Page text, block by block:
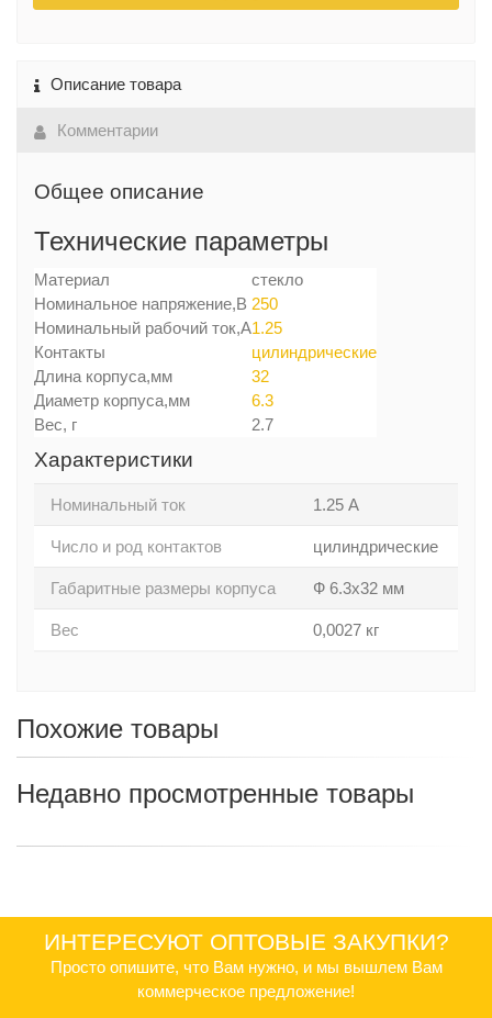
Описание товара
Комментарии
Общее описание
Технические параметры
Материал
стекло
Номинальное напряжение,В 250
Номинальный рабочий ток,А1.25
Контакты
цилиндрические
Длина корпуса,мм
32
Диаметр корпуса,мм
6.3
Вес, г
2.7
Характеристики
Номинальный ток 1.25 А
Число и род контактов цилиндрические
Габаритные размеры корпуса Ф 6.3х32 мм
Вес 0,0027 кг
Похожие товары
Недавно просмотренные товары
ИНТЕРЕСУЮТ ОПТОВЫЕ ЗАКУПКИ?
Просто опишите, что Вам нужно, и мы вышлем Вам
коммерческое предложение!